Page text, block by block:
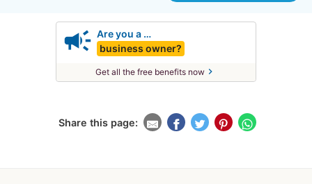
campaign Are you a …
business owner?
Get all the free benefits now chevron_right
Share this page: